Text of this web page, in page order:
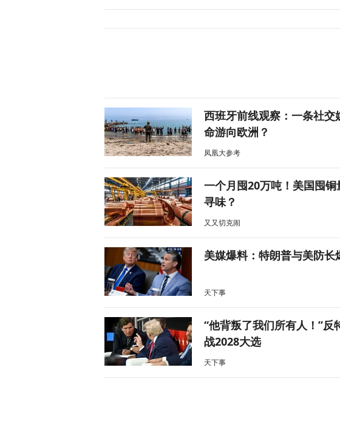
西班牙前线观察：一条社
命游向欧洲？
凤凰大参考
一个月囤20万吨！美国囤
寻味？
又又切克闹
美媒爆料：特朗普与美防长
天下事
“他背叛了我们所有人！”
战2028大选
天下事